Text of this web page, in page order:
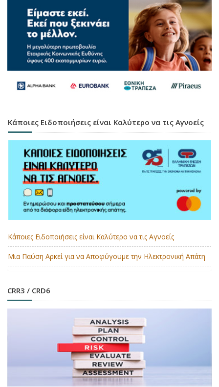
Κάποιες Ειδοποιήσεις είναι Καλύτερο να τις Αγνοείς
Κάποιες Ειδοποιήσεις είναι Καλύτερο να τις Αγνοείς
Μια Παύση Αρκεί για να Αποφύγουμε την Ηλεκτρονική Απάτη
CRR3 / CRD6